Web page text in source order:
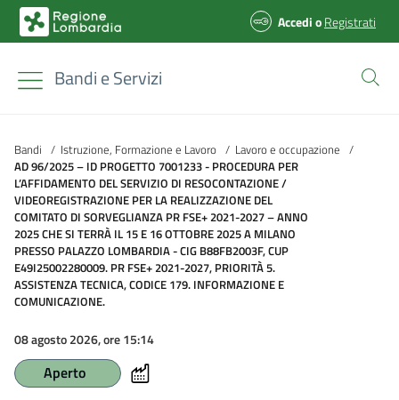
AccedioRegistrati
Bandi e Servizi
Bandi / Istruzione, Formazione e Lavoro / Lavoro e occupazione /
AD 96/2025 – ID PROGETTO 7001233 - PROCEDURA PER
L’AFFIDAMENTO DEL SERVIZIO DI RESOCONTAZIONE /
VIDEOREGISTRAZIONE PER LA REALIZZAZIONE DEL
COMITATO DI SORVEGLIANZA PR FSE+ 2021-2027 – ANNO
2025 CHE SI TERRÀ IL 15 E 16 OTTOBRE 2025 A MILANO
PRESSO PALAZZO LOMBARDIA - CIG B88FB2003F, CUP
E49I25002280009. PR FSE+ 2021-2027, PRIORITÀ 5.
ASSISTENZA TECNICA, CODICE 179. INFORMAZIONE E
COMUNICAZIONE.
08 agosto 2026, ore 15:14
Aperto